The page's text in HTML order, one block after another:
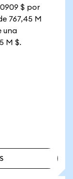
$ por
767,45 M
una
M $.